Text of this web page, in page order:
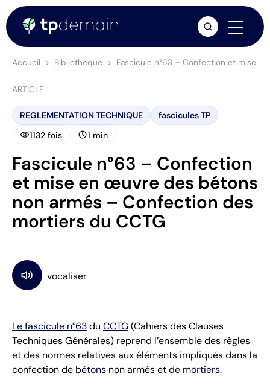
Accueil Bibliothèque Fascicule n°63 – Confection et mise
ARTICLE
REGLEMENTATION TECHNIQUE fascicules TP
visibility1132 fois schedule1 min
Fascicule n°63 – Confection
et mise en œuvre des bétons
non armés – Confection des
mortiers du CCTG
Le fascicule n°63du CCTG(Cahiers des Clauses
Techniques Générales) reprend l’ensemble des règles
et des normes relatives aux éléments impliqués dans la
confection de bétons non armés et de mortiers.
arrow_forward